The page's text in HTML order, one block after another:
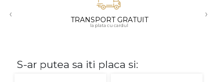
18K
‹ TRANSPORT GRATUIT
la plata cu cardul
›
S-ar putea sa iti placa si: